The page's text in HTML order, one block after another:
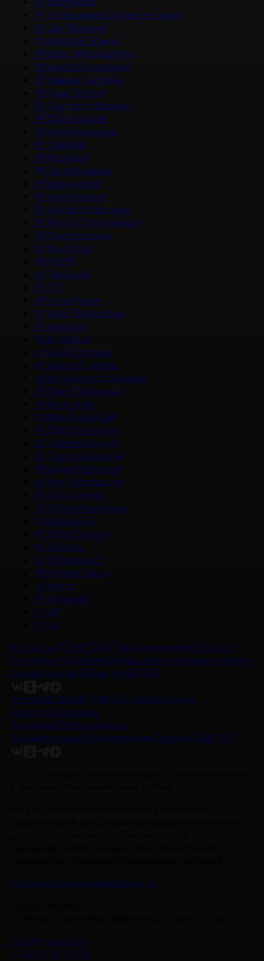
# Что мы знаем о планете Земля
# Цикл Великие
#Алексей Гуськов
# Марк Эйдельштейн
# Никита Кологривый
# Главные Сериалы
# Саша Петров
# Смотреть фильмы
# Юра Борисов
# Мария Аронова
# Трейлер
# Рецензия
# После Фишера
# Война и Мир
# Новости кино
#Андрей Золотарев
# Федор Добронравов
# Обзор фильма
# Фонд Кино
# РЕН ТВ
# Домашний
# СТС
# Пятый канал
# Чайка Терешкова
# Невский
# Интервью
# Юрий Стоянов
#Лариса Гузеева
# История его служанки
# Павел Прилучный
#Актер кино
# Иван Янковский
# Юлия Пересильд
# Сергей Бурунов
# Сарик Андреасян
# Михаил Ефремов
# Иван Охлобыстин
# Баста начало
#Любовь Аксенова
# Милана Бру
#Зубастая няня
# Три кота
# Чебурашка 3
# Матвей Лыков
#Холод
# Премьера
# НМГ
# док
Контакты Об НМГ ДОКПредложите идею Новости
Интервью Рецензии ОбзорыАнонсы Снимается кино
Энциклопедия Проекты НМГ ДОК
Контакты Об НМГ ДОКПредложите идею
Новости Интервью
Рецензии ОбзорыАнонсы
Снимается кино Энциклопедия Проекты НМГ ДОК
Политика Конфиденциальности
info@nmgdoc.ru
+7 (495) 937-6170